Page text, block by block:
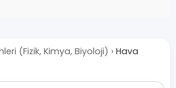
(Fizik, Kimya, Biyoloji) › Hava